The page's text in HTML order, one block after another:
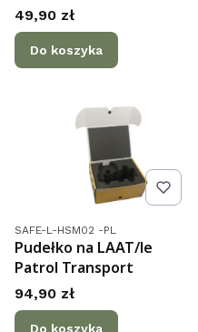
Cena
49,90 zł
Do koszyka
Kod produktu
SAFE-L-HSM02 -PL
Pudełko na LAAT/le
Patrol Transport
Cena
94,90 zł
Do koszyka